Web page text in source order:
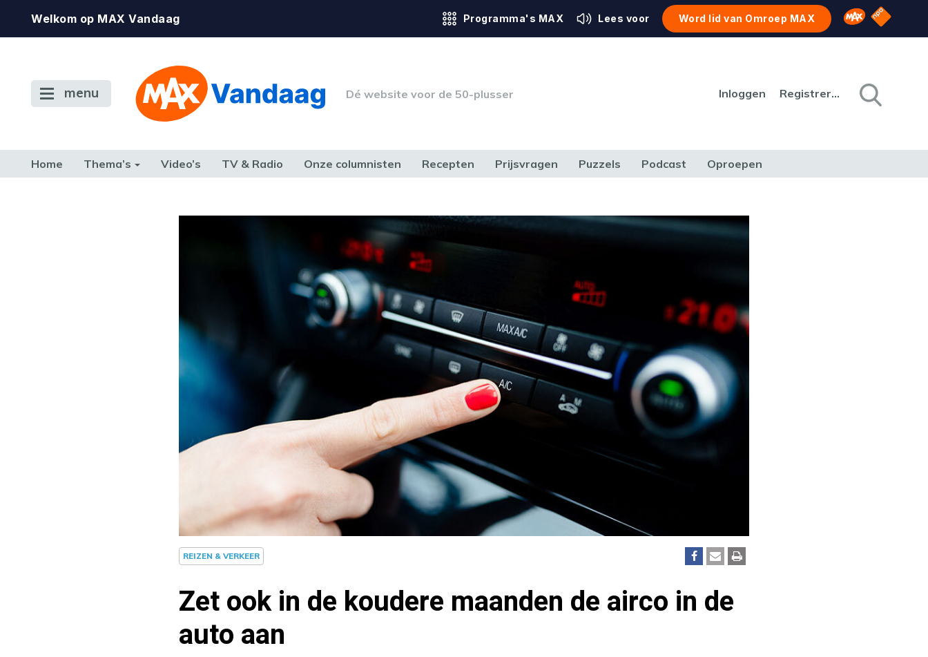
Welkom op MAX Vandaag Programma's MAX Lees voor Word lid van Omroep MAX Omroep MAX
NPO
menu Dé website voor de 50-plusser Inloggen Registreren
Home Thema’s Video’s TV & Radio Onze columnisten Recepten Prijsvragen Puzzels Podcast Oproepen
REIZEN & VERKEER
Zet ook in de koudere maanden de airco in de
auto aan